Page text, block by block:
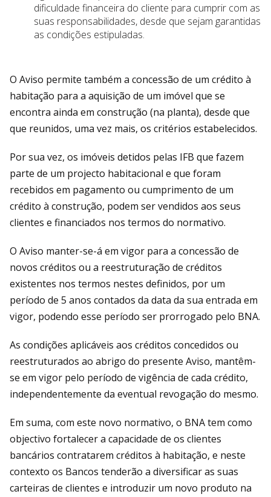
dificuldade financeira do cliente para cumprir com as
suas responsabilidades, desde que sejam garantidas
as condições estipuladas.
O Aviso permite também a concessão de um crédito à
habitação para a aquisição de um imóvel que se
encontra ainda em construção (na planta), desde que
que reunidos, uma vez mais, os critérios estabelecidos.
Por sua vez, os imóveis detidos pelas IFB que fazem
parte de um projecto habitacional e que foram
recebidos em pagamento ou cumprimento de um
crédito à construção, podem ser vendidos aos seus
clientes e financiados nos termos do normativo.
O Aviso manter-se-á em vigor para a concessão de
novos créditos ou a reestruturação de créditos
existentes nos termos nestes definidos, por um
período de 5 anos contados da data da sua entrada em
vigor, podendo esse período ser prorrogado pelo BNA.
As condições aplicáveis aos créditos concedidos ou
reestruturados ao abrigo do presente Aviso, mantêm-
se em vigor pelo período de vigência de cada crédito,
independentemente da eventual revogação do mesmo.
Em suma, com este novo normativo, o BNA tem como
objectivo fortalecer a capacidade de os clientes
bancários contratarem créditos à habitação, e neste
contexto os Bancos tenderão a diversificar as suas
carteiras de clientes e introduzir um novo produto na